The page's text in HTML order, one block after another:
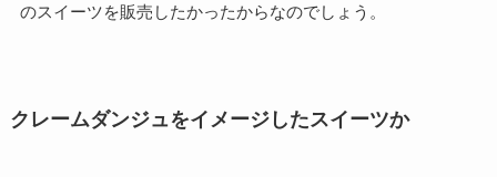
のスイーツを販売したかったからなのでしょう。
クレームダンジュをイメージしたスイーツか